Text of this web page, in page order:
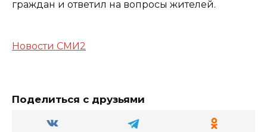
граждан и ответил на вопросы жителей.
Новости СМИ2
Поделиться с друзьями